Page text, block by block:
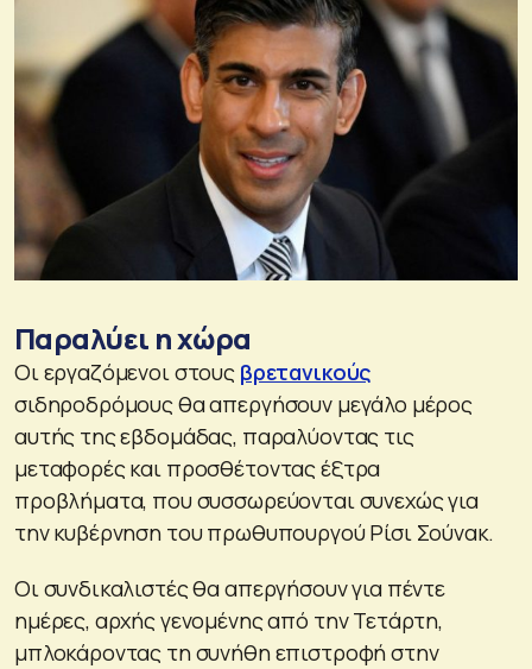
Παραλύει η χώρα
Οι εργαζόμενοι στους βρετανικούς
σιδηροδρόμους θα απεργήσουν μεγάλο μέρος
αυτής της εβδομάδας, παραλύοντας τις
μεταφορές και προσθέτοντας έξτρα
προβλήματα, που συσσωρεύονται συνεχώς για
την κυβέρνηση του πρωθυπουργού Ρίσι Σούνακ.
Οι συνδικαλιστές θα απεργήσουν για πέντε
ημέρες, αρχής γενομένης από την Τετάρτη,
μπλοκάροντας τη συνήθη επιστροφή στην